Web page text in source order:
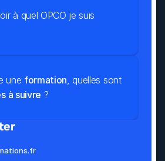
à quel OPCO je suis
une formation
, quelles sont
à suivre ?